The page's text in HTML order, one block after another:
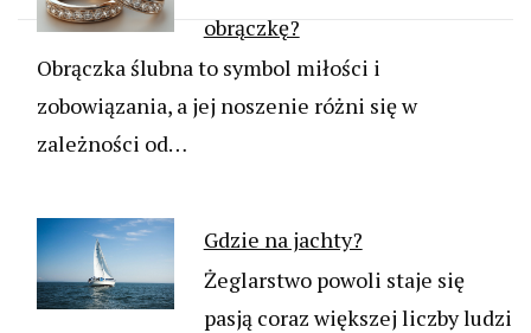
obrączkę?
Obrączka ślubna to symbol miłości i
zobowiązania, a jej noszenie różni się w
zależności od…
Gdzie na jachty?
Żeglarstwo powoli staje się
pasją coraz większej liczby ludzi